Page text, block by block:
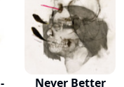
Never Better